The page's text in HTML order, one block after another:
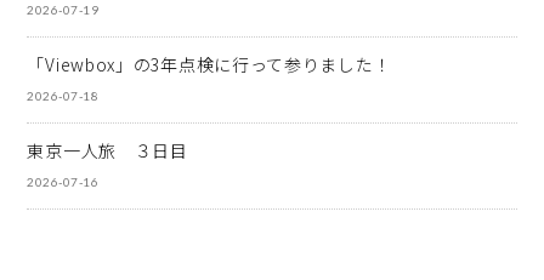
2026-07-19
「Viewbox」の3年点検に行って参りました！
2026-07-18
東京一人旅 ３日目
2026-07-16